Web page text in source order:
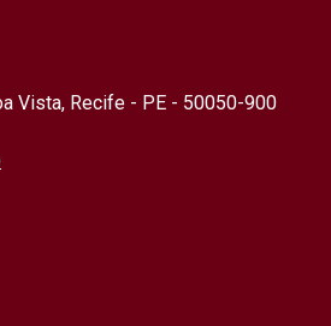
Vista, Recife - PE - 50050-900